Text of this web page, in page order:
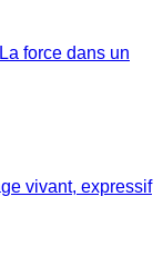
force dans un
vivant, expressif